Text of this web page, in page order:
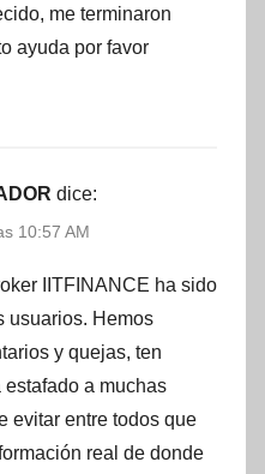
me terminaron
ayuda por favor
dice:
10:57 AM
IITFINANCE ha sido
usuarios. Hemos
y quejas, ten
a muchas
evitar entre todos que
real de donde